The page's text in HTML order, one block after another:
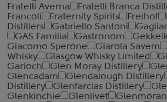
Fratelli Averna
Fratelli Branca
‎Francoli
Fraternity Spirits Freihof
Distillers
Gabriello Santoni
GAS Familia
Gastronom
Giacomo Sperone
Giarola Savem
Whisky
Glasgow Whisky Limited
Garioch
Glen Moray Distillery
Glencadam
Glendalough Distillery
Distillery
Glenfarclas Distillery
Glenkinchie
Glenlivet